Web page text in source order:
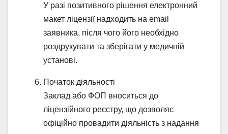
У разі позитивного рішення електронний
макет ліцензії надходить на email
заявника, після чого його необхідно
роздрукувати та зберігати у медичній
установі.
Початок діяльності
Заклад або ФОП вноситься до
ліцензійного реєстру, що дозволяє
офіційно провадити діяльність з надання